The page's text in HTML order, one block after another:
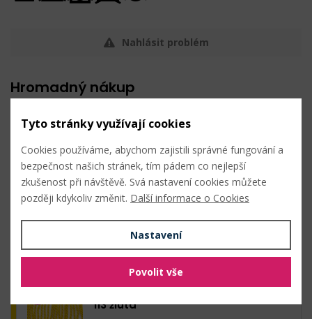
Nahlásit problém
Hromadný nákup
002 bílá mat
23Kč s DPH /m
Skladem: 22 m
0Kč bez DPH
113 žlutá
Tyto stránky využívají cookies
Cookies používáme, abychom zajistili správné fungování a
bezpečnost našich stránek, tím pádem co nejlepší
zkušenost při návštěvě. Svá nastavení cookies můžete
později kdykoliv změnit. Další informace o Cookies
Nastavení
Povolit vše